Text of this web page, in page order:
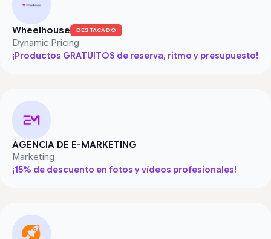
Wheelhouse DESTACADO
Dynamic Pricing
¡Productos GRATUITOS de reserva, ritmo y presupuesto!
AGENCIA DE E-MARKETING
Marketing
¡15% de descuento en fotos y vídeos profesionales!